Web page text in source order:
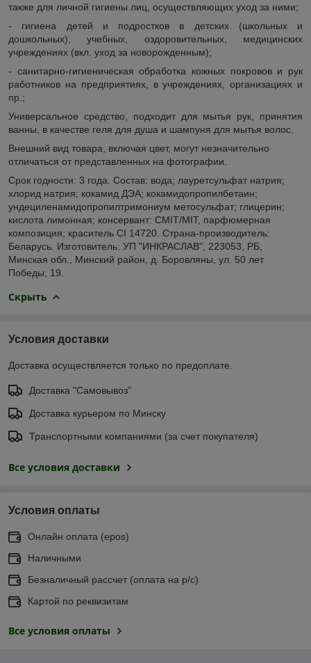
также для личной гигиены лиц, осуществляющих уход за ними;
- гигиена детей и подростков в детских (школьных и
дошкольных), учебных, оздоровительных, медицинских
учреждениях (вкл. уход за новорожденным);
- санитарно-гигиеническая обработка кожных покровов и рук
работников на предприятиях, в учреждениях, организациях и
пр.;
Универсальное средство, подходит для мытья рук, принятия
ванны, в качестве геля для душа и шампуня для мытья волос.
Внешний вид товара, включая цвет, могут незначительно
отличаться от представленных на фотографии.
Срок годности: 3 года. Состав: вода; лауретсульфат натрия;
хлорид натрия; кокамид ДЭА; кокамидопропилбетаин;
ундециленамидопропилтримониум метосульфат; глицерин;
кислота лимонная; консервант: CMIT/MIT, парфюмерная
композиция; краситель CI 14720. Страна-производитель:
Беларусь. Изготовитель: УП "ИНКРАСЛАВ", 223053, РБ,
Минская обл., Минский район, д. Боровляны, ул. 50 лет
Победы, 19.
Скрыть
Условия доставки
Доставка осуществляется только по предоплате.
Доставка "Самовывоз"
Доставка курьером по Минску
Транспортными компаниями (за счет покупателя)
Все условия доставки
Условия оплаты
Онлайн оплата (еpos)
Наличными
Безналичный рассчет (оплата на р/с)
Картой по реквизитам
Все условия оплаты